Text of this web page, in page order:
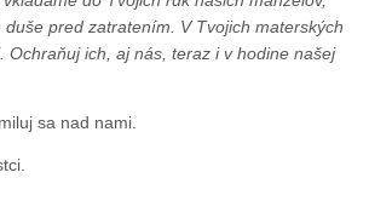
duše pred zatratením. V Tvojich materských
Ochraňuj ich, aj nás, teraz i v hodine našej
sa nad nami.